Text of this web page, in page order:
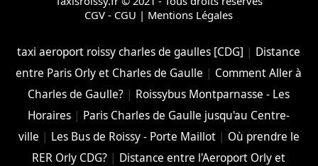
CGV - CGU | Mentions Légales
taxi aeroport roissy charles de gaulles [CDG] | Distance
entre Paris Orly et Charles de Gaulle | Comment Aller à
Charles de Gaulle? | Roissybus Montparnasse - Les
Horaires | Paris Charles de Gaulle jusqu'au Centre-
ville | Les Bus de Roissy - Porte Maillot| Où prendre le
RER Orly CDG? | Distance entre l'Aeroport Orly et